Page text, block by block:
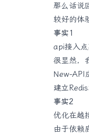
那么话说
较好的体
事实1
api接入
很显然，
New-API
建立
事实2
优化在越
由于依赖